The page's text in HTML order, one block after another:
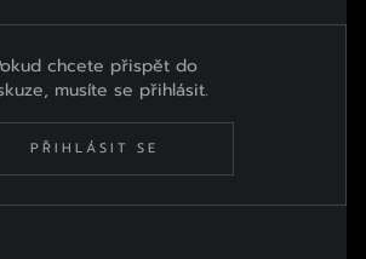
chcete přispět do
musíte se přihlásit.
PŘIHLÁSIT SE